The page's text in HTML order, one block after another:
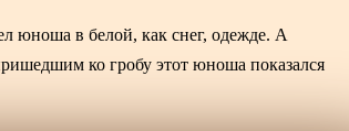
юноша в белой, как снег, одежде. А
ко гробу этот юноша показался